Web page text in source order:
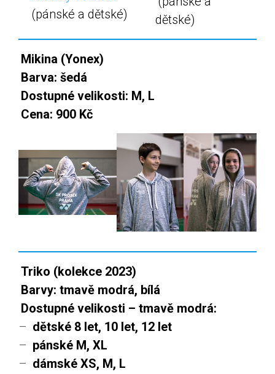
(pánské a dětské)
dětské)
Mikina (Yonex)
Barva: šedá
Dostupné velikosti: M, L
Cena: 900 Kč
Triko (kolekce 2023)
Barvy: tmavě modrá, bílá
Dostupné velikosti – tmavě modrá:
– dětské 8 let, 10 let, 12 let
– pánské M, XL
– dámské XS, M, L